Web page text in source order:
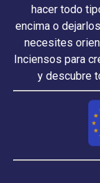
hacer todo
encima o
necesites
Inciensos para
y descubre